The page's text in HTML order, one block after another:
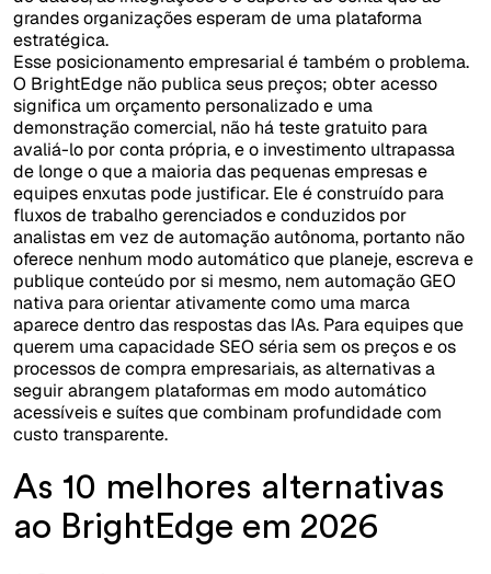
grandes organizações esperam de uma plataforma
estratégica.
Esse posicionamento empresarial é também o problema.
O BrightEdge não publica seus preços; obter acesso
significa um orçamento personalizado e uma
demonstração comercial, não há teste gratuito para
avaliá-lo por conta própria, e o investimento ultrapassa
de longe o que a maioria das pequenas empresas e
equipes enxutas pode justificar. Ele é construído para
fluxos de trabalho gerenciados e conduzidos por
analistas em vez de automação autônoma, portanto não
oferece nenhum modo automático que planeje, escreva e
publique conteúdo por si mesmo, nem automação GEO
nativa para orientar ativamente como uma marca
aparece dentro das respostas das IAs. Para equipes que
querem uma capacidade SEO séria sem os preços e os
processos de compra empresariais, as alternativas a
seguir abrangem plataformas em modo automático
acessíveis e suítes que combinam profundidade com
custo transparente.
As 10 melhores alternativas
ao BrightEdge em 2026